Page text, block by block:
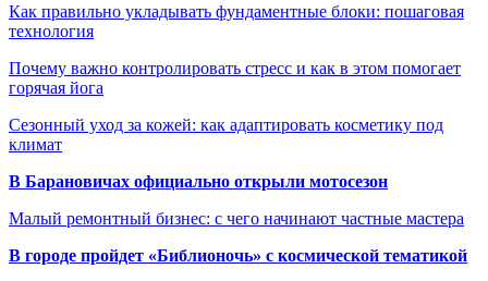
Как правильно укладывать фундаментные блоки: пошаговая
технология
Почему важно контролировать стресс и как в этом помогает
горячая йога
Сезонный уход за кожей: как адаптировать косметику под
климат
В Барановичах официально открыли мотосезон
Малый ремонтный бизнес: с чего начинают частные мастера
В городе пройдет «Библионочь» с космической тематикой